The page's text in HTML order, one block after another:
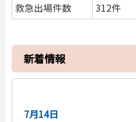
救急出場件数
312件
新着情報
7月14日